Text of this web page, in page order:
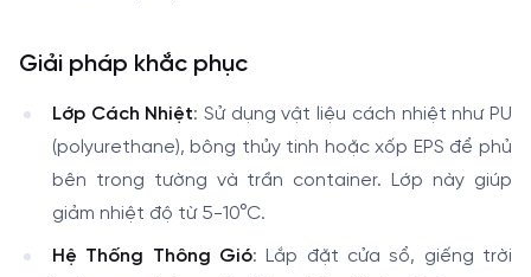
Giải pháp khắc phục
Lớp Cách Nhiệt: Sử dụng vật liệu cách nhiệt như PU
(polyurethane), bông thủy tinh hoặc xốp EPS để phủ
bên trong tường và trần container. Lớp này giúp
giảm nhiệt độ từ 5-10°C.
Hệ Thống Thông Gió: Lắp đặt cửa sổ, giếng trời